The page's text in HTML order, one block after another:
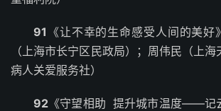
91 《让不幸的生命感受人间的美
（上海市长宁区民政局）；周伟民（上
病人关爱服务社）
92 《守望相助 提升城市温度——记